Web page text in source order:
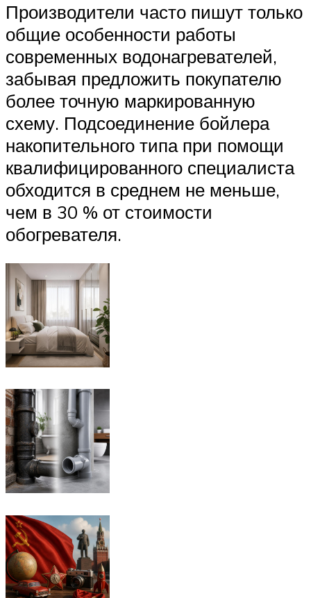
Производители часто пишут только
общие особенности работы
современных водонагревателей,
забывая предложить покупателю
более точную маркированную
схему. Подсоединение бойлера
накопительного типа при помощи
квалифицированного специалиста
обходится в среднем не меньше,
чем в 30 % от стоимости
обогревателя.